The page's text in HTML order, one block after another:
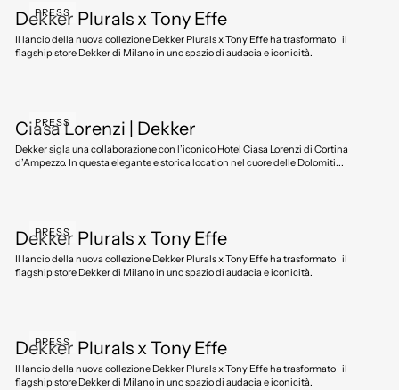
PRESS
Dekker Plurals x Tony Effe
Il lancio della nuova collezione Dekker Plurals x Tony Effe ha trasformato il
flagship store Dekker di Milano in uno spazio di audacia e iconicità.
PRESS
Ciasa Lorenzi | Dekker
Dekker sigla una collaborazione con l’iconico Hotel Ciasa Lorenzi di Cortina
d’Ampezzo. In questa elegante e storica location nel cuore delle Dolomiti...
PRESS
Dekker Plurals x Tony Effe
Il lancio della nuova collezione Dekker Plurals x Tony Effe ha trasformato il
flagship store Dekker di Milano in uno spazio di audacia e iconicità.
PRESS
Dekker Plurals x Tony Effe
Il lancio della nuova collezione Dekker Plurals x Tony Effe ha trasformato il
flagship store Dekker di Milano in uno spazio di audacia e iconicità.